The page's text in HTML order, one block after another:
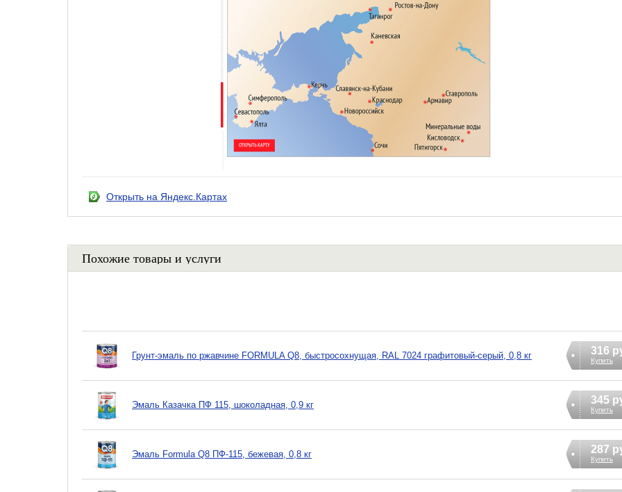
Открыть на Яндекс.Картах
Похожие товары и услуги
Грунт-эмаль по ржавчине FORMULA Q8, быстросохнущая, RAL 7024 графитовый-серый, 0,8 кг 316
Купить
Эмаль Казачка ПФ 115, шоколадная, 0,9 кг 345
Купить
Эмаль Formula Q8 ПФ-115, бежевая, 0,8 кг 287
Купить